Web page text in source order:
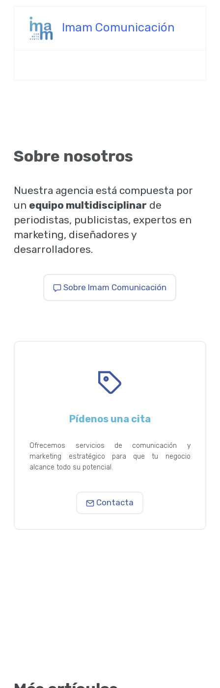
Imam Comunicación
Sobre nosotros
Nuestra agencia está compuesta por
un equipo multidisciplinar de
periodistas, publicistas, expertos en
marketing, diseñadores y
desarrolladores.
Sobre Imam Comunicación
Pídenos una cita
Ofrecemos servicios de comunicación y
marketing estratégico para que tu negocio
alcance todo su potencial.
Contacta